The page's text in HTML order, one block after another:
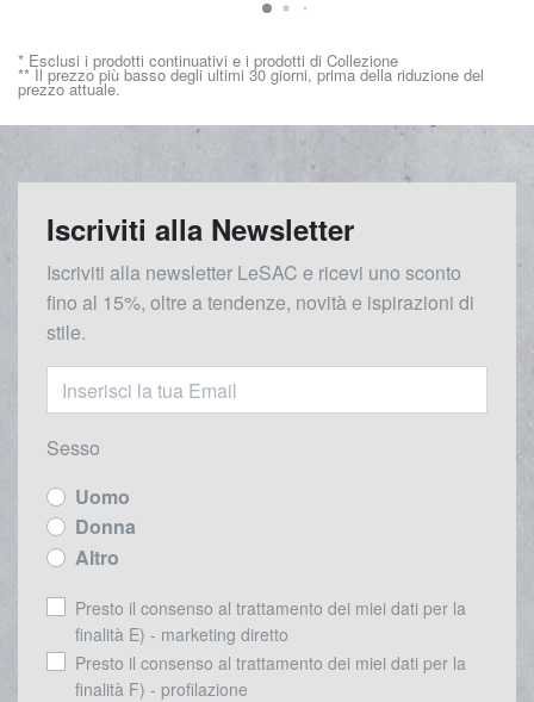
* Esclusi i prodotti continuativi e i prodotti di Collezione
** Il prezzo più basso degli ultimi 30 giorni, prima della riduzione del
prezzo attuale.
Iscriviti alla Newsletter
Iscriviti alla newsletter LeSAC e ricevi uno sconto
fino al 15%, oltre a tendenze, novità e ispirazioni di
stile.
Sesso
Uomo
Donna
Altro
Presto il consenso al trattamento dei miei dati per la
finalità E) - marketing diretto
Presto il consenso al trattamento dei miei dati per la
finalità F) - profilazione